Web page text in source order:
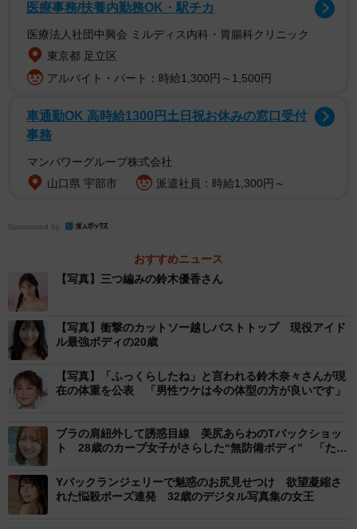
医療事務/扶養内勤務OK・駅チカ
医療法人社団中興会 ミルディス内科・胃腸科クリニック
東京都 足立区
アルバイト・パート：時給1,300円～1,500円
車通勤OK 高時給1300円土日祝お休みの窓口受付
事務
マンパワーグループ株式会社
山口県 宇部市
派遣社員：時給1,300円～
Sponsored by
おすすめニュース
【写真】三つ編みの鈴木優香さん
【写真】衝撃のカットソー越しバストトップ 現役アイド
ル最強ボディの20歳
【写真】「ふっくらしたね」と言われる鈴木奈々さんが現
在の体重を公表 「男性ウケは今の体型の方が良いです」
ブラの肩紐外して誘惑目線 美尻あらわのTバックショッ
ト 28歳のカープ女子がさらした“無防備ボディ” 「たく
Yバックランジェリーで魅惑のお尻見せつけ 欲望凝縮さ
れた悩殺ポーズ連発 32歳のデジタル写真集の女王